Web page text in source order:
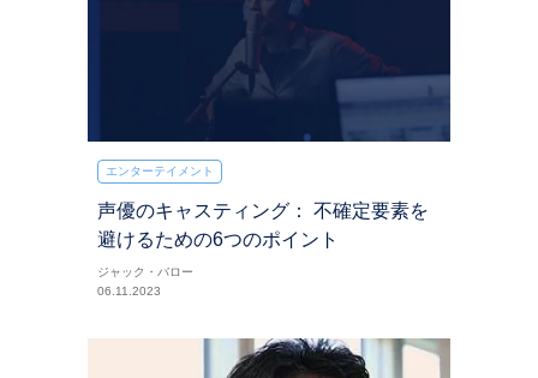
エンターテイメント
声優のキャスティング： 不確定要素を
避けるための6つのポイント
ジャック・バロー
06.11.2023